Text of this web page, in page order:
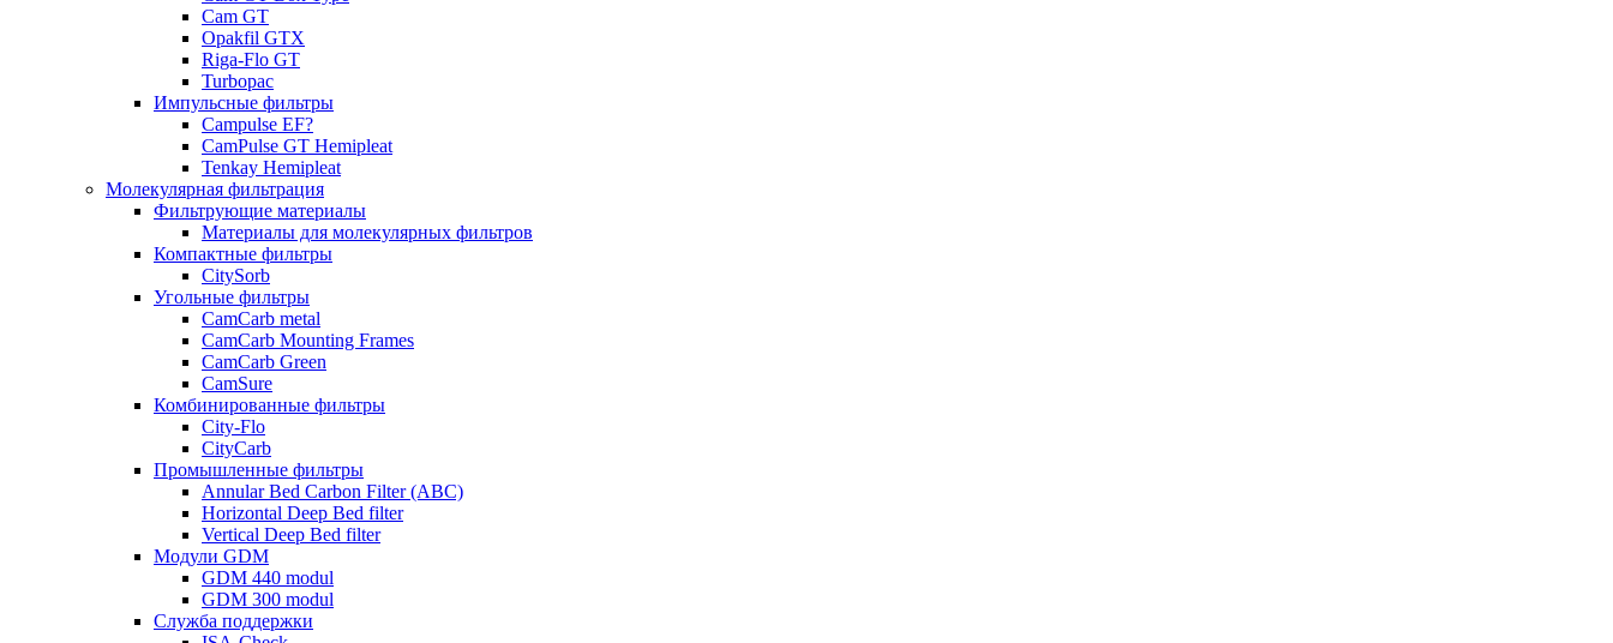
Cam GT
Opakfil GTX
Riga-Flo GT
Turbopac
Импульсные фильтры
Campulse EF?
CamPulse GT Hemipleat
Tenkay Hemipleat
Молекулярная фильтрация
Фильтрующие материалы
Материалы для молекулярных фильтров
Компактные фильтры
CitySorb
Угольные фильтры
CamCarb metal
CamCarb Mounting Frames
CamCarb Green
CamSure
Комбинированные фильтры
City-Flo
CityCarb
Промышленные фильтры
Annular Bed Carbon Filter (ABC)
Horizontal Deep Bed filter
Vertical Deep Bed filter
Модули GDM
GDM 440 modul
GDM 300 modul
Служба поддержки